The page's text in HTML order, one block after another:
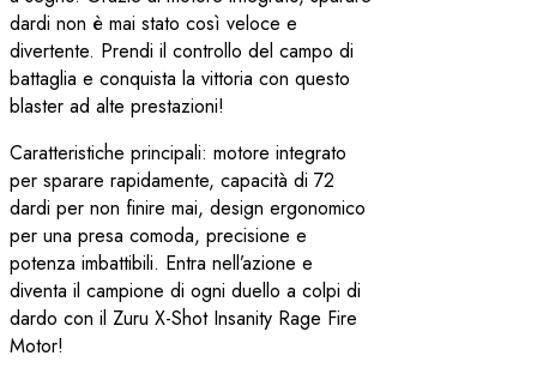
dardi non è mai stato così veloce e
divertente. Prendi il controllo del campo di
battaglia e conquista la vittoria con questo
blaster ad alte prestazioni!
Caratteristiche principali: motore integrato
per sparare rapidamente, capacità di 72
dardi per non finire mai, design ergonomico
per una presa comoda, precisione e
potenza imbattibili. Entra nell’azione e
diventa il campione di ogni duello a colpi di
dardo con il Zuru X-Shot Insanity Rage Fire
Motor!